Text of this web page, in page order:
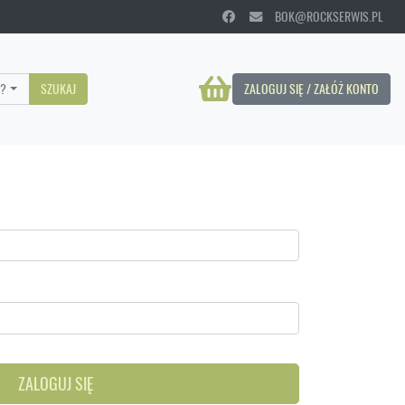
BOK@ROCKSERWIS.PL
ZALOGUJ SIĘ / ZAŁÓŻ KONTO
SZUKAJ
ZALOGUJ SIĘ